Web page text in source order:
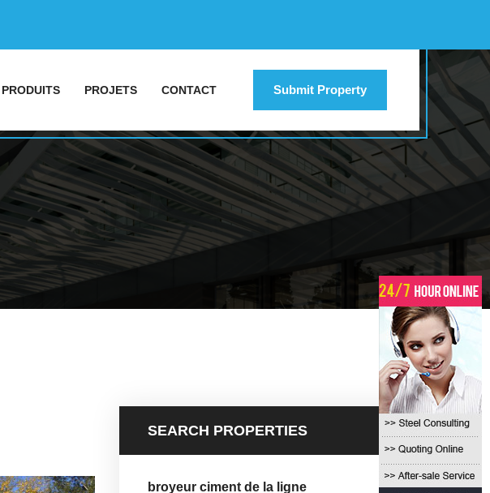
PRODUITS PROJETS CONTACT Submit Property
SEARCH PROPERTIES
broyeur ciment de la ligne